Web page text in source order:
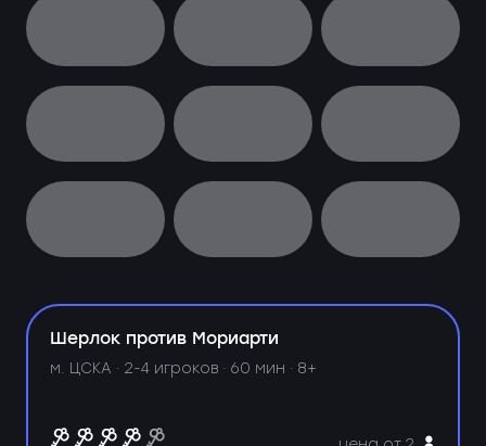
Шерлок против Мориарти
м. ЦСКА ·2-4 игроков · 60 мин · 8+